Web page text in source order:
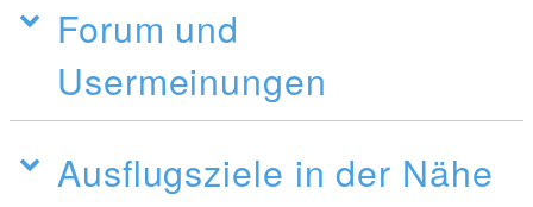
Forum und
Usermeinungen
Ausflugsziele in der Nähe